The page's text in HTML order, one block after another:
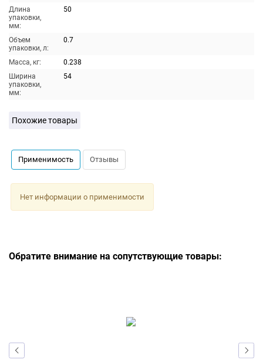
Длина
упаковки,
мм:
50
Объем
упаковки, л:
0.7
Масса, кг:
0.238
Ширина
упаковки,
мм:
54
Похожие товары
Применимость Отзывы
Нет информации о применимости
Обратите внимание на сопутствующие товары: